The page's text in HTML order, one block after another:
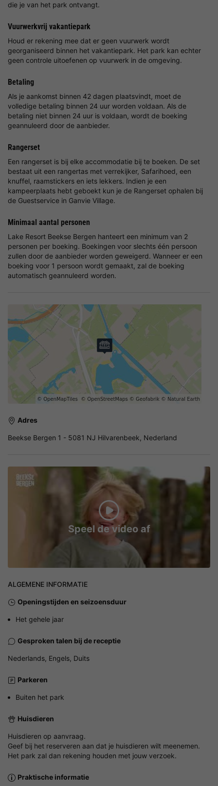
die je van het park ontvangt.
Vuurwerkvrij vakantiepark
Houd er rekening mee dat er geen vuurwerk wordt
georganiseerd binnen het vakantiepark. Het park kan echter
geen controle uitoefenen op vuurwerk in de omgeving.
Betaling
Als je aankomst binnen 42 dagen plaatsvindt, moet de
volledige betaling binnen 24 uur worden voldaan. Als de
betaling niet binnen 24 uur is voldaan, wordt de boeking
geannuleerd door de aanbieder.
Rangerset
Een rangerset is bij elke accommodatie bij te boeken. De set
bestaat uit een rangertas met verrekijker, Safarihoed, een
knuffel, raamstickers en iets lekkers. Indien je een
kampeerplaats hebt geboekt kun je de Rangerset ophalen bij
de Guestservice in Ganvie Village.
Minimaal aantal personen
Lake Resort Beekse Bergen hanteert een minimum van 2
personen per boeking. Boekingen voor slechts één persoon
zullen door de aanbieder worden geweigerd. Wanneer er een
boeking voor 1 persoon wordt gemaakt, zal de boeking
automatisch geannuleerd worden.
Adres
Beekse Bergen 1 - 5081 NJ Hilvarenbeek, Nederland
Speel de video af
ALGEMENE INFORMATIE
Openingstijden en seizoensduur
Het gehele jaar
Gesproken talen bij de receptie
Nederlands, Engels, Duits
Parkeren
Buiten het park
Huisdieren
Huisdieren op aanvraag.
Geef bij het reserveren aan dat je huisdieren wilt meenemen.
Het park zal dan rekening houden met jouw verzoek.
Praktische informatie